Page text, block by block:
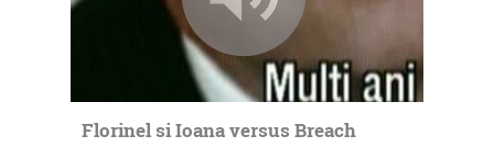
Florinel si Ioana versus Breach